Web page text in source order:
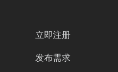
立即注册
发布需求